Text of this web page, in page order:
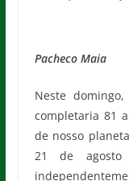
Pacheco Maia
Neste
completaria 81
de nosso
21 de